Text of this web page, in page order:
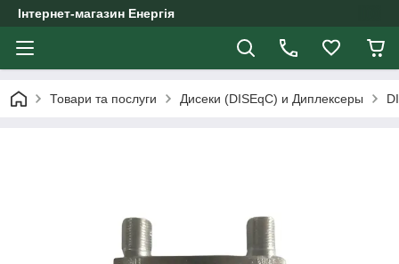
Інтернет-магазин Енергія
Товари та послуги Дисеки (DISEqC) и Диплексеры